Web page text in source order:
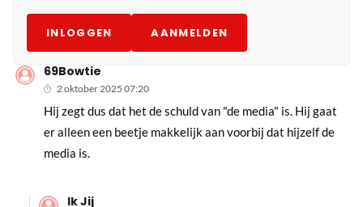
INLOGGEN AANMELDEN
69Bowtie
2 oktober 2025 07:20
Hij zegt dus dat het de schuld van "de media" is. Hij gaat
er alleen een beetje makkelijk aan voorbij dat hijzelf de
media is.
Ik Jij